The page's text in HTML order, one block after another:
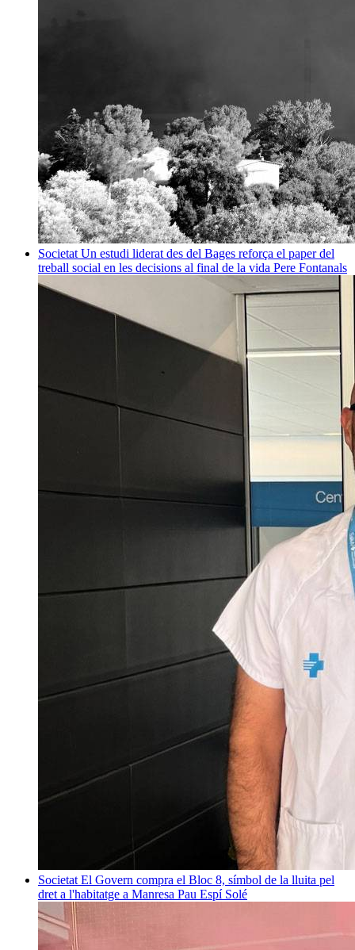
Societat Un estudi liderat des del Bages reforça el paper del
treball social en les decisions al final de la vida Pere Fontanals
Societat El Govern compra el Bloc 8, símbol de la lluita pel
dret a l'habitatge a Manresa Pau Espí Solé